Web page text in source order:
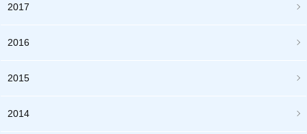
2017
2016
2015
2014